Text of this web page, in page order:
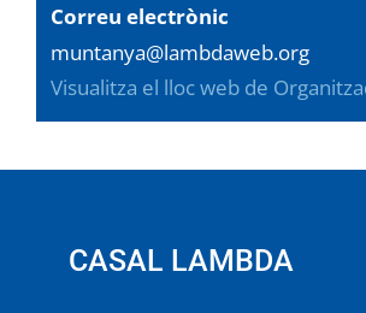
Correu electrònic
muntanya@lambdaweb.org
Visualitza el lloc web de
CASAL LAMBDA